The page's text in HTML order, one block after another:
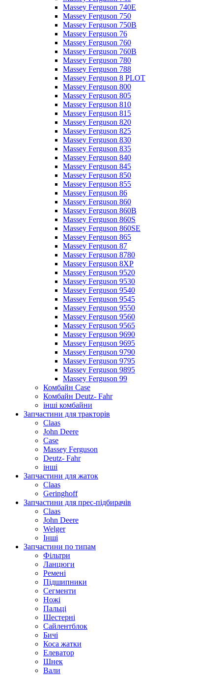
Massey Ferguson 740E
Massey Ferguson 750
Massey Ferguson 750B
Massey Ferguson 76
Massey Ferguson 760
Massey Ferguson 760B
Massey Ferguson 780
Massey Ferguson 788
Massey Ferguson 8 PLOT
Massey Ferguson 800
Massey Ferguson 805
Massey Ferguson 810
Massey Ferguson 815
Massey Ferguson 820
Massey Ferguson 825
Massey Ferguson 830
Massey Ferguson 835
Massey Ferguson 840
Massey Ferguson 845
Massey Ferguson 850
Massey Ferguson 855
Massey Ferguson 86
Massey Ferguson 860
Massey Ferguson 860B
Massey Ferguson 860S
Massey Ferguson 860SE
Massey Ferguson 865
Massey Ferguson 87
Massey Ferguson 8780
Massey Ferguson 8XP
Massey Ferguson 9520
Massey Ferguson 9530
Massey Ferguson 9540
Massey Ferguson 9545
Massey Ferguson 9550
Massey Ferguson 9560
Massey Ferguson 9565
Massey Ferguson 9690
Massey Ferguson 9695
Massey Ferguson 9790
Massey Ferguson 9795
Massey Ferguson 9895
Massey Ferguson 99
Комбайн Case
Комбайн Deutz- Fahr
інші комбайни
Запчастини для тракторів
Claas
John Deere
Case
Massey Ferguson
Deutz- Fahr
інші
Запчастини для жаток
Claas
Geringhoff
Запчастини для прес-підбирачів
Claas
John Deere
Welger
Інші
Запчастини по типам
Фільтри
Ланцюги
Ремені
Підшипники
Сегменти
Ножі
Пальці
Шестерні
Сайлентблок
Бичі
Коса жатки
Елеватор
Шнек
Вали